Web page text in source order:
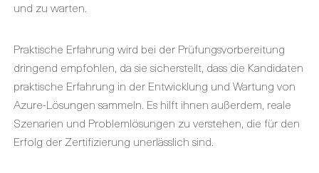
und zu warten.
Praktische Erfahrung wird bei der Prüfungsvorbereitung
dringend empfohlen, da sie sicherstellt, dass die Kandidaten
praktische Erfahrung in der Entwicklung und Wartung von
Azure-Lösungen sammeln. Es hilft ihnen außerdem, reale
Szenarien und Problemlösungen zu verstehen, die für den
Erfolg der Zertifizierung unerlässlich sind.